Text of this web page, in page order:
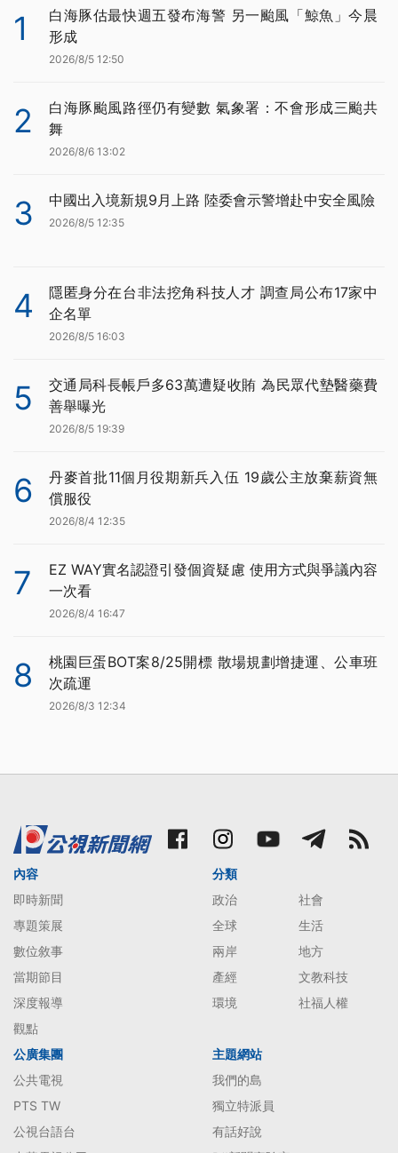
1
白海豚估最快週五發布海警 另一颱風「鯨魚」今晨
形成
2026/8/5 12:50
2
白海豚颱風路徑仍有變數 氣象署：不會形成三颱共
舞
2026/8/6 13:02
3 中國出入境新規9月上路 陸委會示警增赴中安全風險
2026/8/5 12:35
4
隱匿身分在台非法挖角科技人才 調查局公布17家中
企名單
2026/8/5 16:03
5
交通局科長帳戶多63萬遭疑收賄 為民眾代墊醫藥費
善舉曝光
2026/8/5 19:39
6
丹麥首批11個月役期新兵入伍 19歲公主放棄薪資無
償服役
2026/8/4 12:35
7
EZ WAY實名認證引發個資疑慮 使用方式與爭議內容
一次看
2026/8/4 16:47
8
桃園巨蛋BOT案8/25開標 散場規劃增捷運、公車班
次疏運
2026/8/3 12:34
內容
即時新聞
專題策展
數位敘事
當期節目
深度報導
觀點
分類
政治
社會
全球
生活
兩岸
地方
產經
文教科技
環境
社福人權
公廣集團
公共電視
PTS TW
公視台語台
主題網站
我們的島
獨立特派員
有話好說